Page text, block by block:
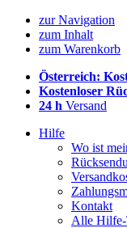
zur Navigation
zum Inhalt
zum Warenkorb
Österreich:
Kostenloser
24 h Versand
Hilfe
Wo ist
Kontakt
Alle Hilfe-